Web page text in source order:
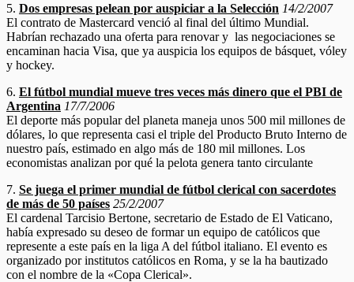
5. Dos empresas pelean por auspiciar a la Selección 14/2/2007
El contrato de Mastercard venció al final del último Mundial.
Habrían rechazado una oferta para renovar y las negociaciones se
encaminan hacia Visa, que ya auspicia los equipos de básquet, vóley
y hockey.
6. El fútbol mundial mueve tres veces más dinero que el PBI de
Argentina 17/7/2006
El deporte más popular del planeta maneja unos 500 mil millones de
dólares, lo que representa casi el triple del Producto Bruto Interno de
nuestro país, estimado en algo más de 180 mil millones. Los
economistas analizan por qué la pelota genera tanto circulante
7. Se juega el primer mundial de fútbol clerical con sacerdotes
de más de 50 países 25/2/2007
El cardenal Tarcisio Bertone, secretario de Estado de El Vaticano,
había expresado su deseo de formar un equipo de católicos que
represente a este país en la liga A del fútbol italiano. El evento es
organizado por institutos católicos en Roma, y se la ha bautizado
con el nombre de la «Copa Clerical».